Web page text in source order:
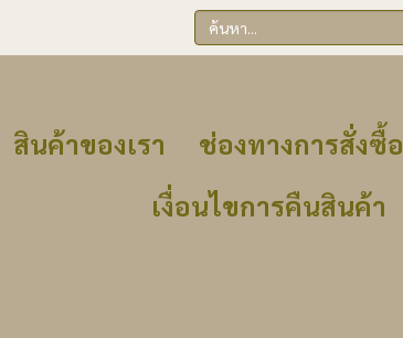
สินค้าของเรา ช่องทางการสั่งซื้อ
เงื่อนไขการคืนสินค้า